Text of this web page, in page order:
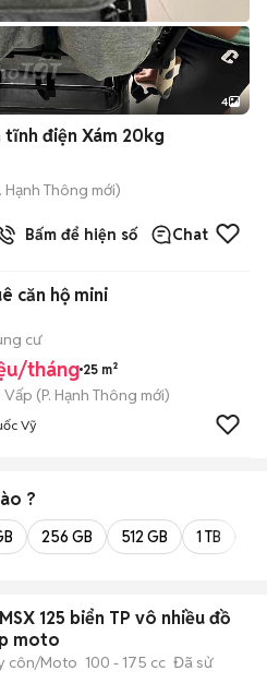
4
tĩnh điện Xám 20kg
Hạnh Thông mới)
Bấm để hiện số Chat
căn hộ mini
cư
tháng 25 m²
Vấp (P. Hạnh Thông mới)
Vỹ
?
256 GB 512 GB 1 TB
125 biển TP vô nhiều đồ
moto
côn/Moto 100 - 175 cc Đã sử